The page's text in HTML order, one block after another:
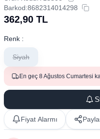
Barkod:8682314014298
362,90 TL
Renk :
Siyah
En geç 8 Ağustos Cumartesi
Fiyat Alarmı